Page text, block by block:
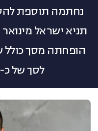
נחתמה תוספת
תניא ישראל
לסך של כ-7 מיליון שקלים.